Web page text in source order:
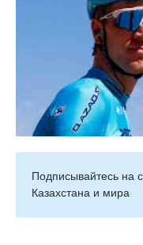
Подписывайтесь на
Казахстана и мира